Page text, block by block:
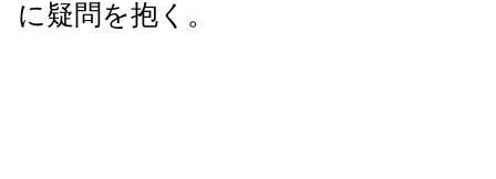
に疑問を抱く。